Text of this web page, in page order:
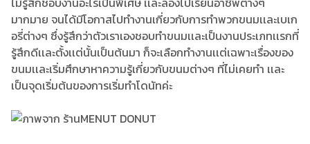
มากมาย จนได้มีโอกาสไปทำงานเกี่ยวกับการทำพวกขนมเเละเบเก
อรี่ต่างๆ ซึ่งรู้สึกว่าตัวเราเองชอบทำขนมเเละเป็นงานประเภทเเรกที่
รู้สึกดีเเละตั้งเเต่นั้นเป็นต้นมา ก็จะเลือกทำงานเเต่เฉพาะเรื่องของ
ขนมเเละเริ่มศึกษาหาความรู้เกี่ยวกับขนมต่างๆ ที่ไม่เคยทำ เเละ
เป็นจุดเริ่มต้นของการเริ่มทำโดนัทค่ะ